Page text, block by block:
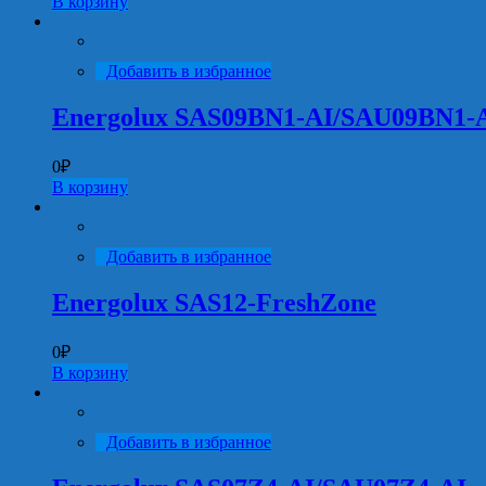
Добавить в избранное
Energolux SAS09BN1-AI/SAU09BN1-
0₽
В корзину
Добавить в избранное
Energolux SAS12-FreshZone
0₽
В корзину
Добавить в избранное